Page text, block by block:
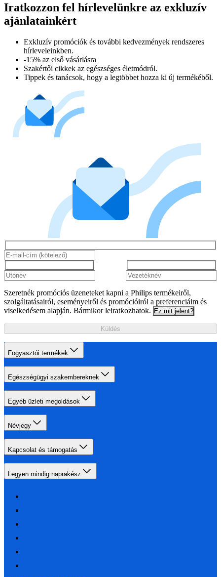
Iratkozzon fel hírlevelünkre az exkluzív
ajánlatainkért​
Exkluzív promóciók és további kedvezmények rendszeres
hírleveleinkben.
-15% az első vásárlásra
Szakértői cikkek az egészséges életmódról.
Tippek és tanácsok, hogy a legtöbbet hozza ki új termékéből.
Szeretnék promóciós üzeneteket kapni a Philips termékeiről,
szolgáltatásairól, eseményeiről és promócióiról a preferenciáim és
viselkedésem alapján. Bármikor leiratkozhatok. Ez mit jelent?
Küldés
Fogyasztói termékek
Egészségügyi szakembereknek
Egyéb üzleti megoldások
Névjegy
Kapcsolat és támogatás
Legyen mindig naprakész